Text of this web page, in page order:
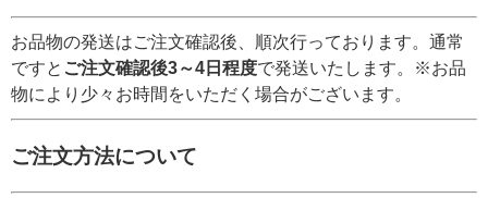
お品物の発送はご注文確認後、順次行っております。通常
ですと ご注文確認後3～4日程度で発送いたします。※お品
物により少々お時間をいただく場合がございます。
ご注文方法について